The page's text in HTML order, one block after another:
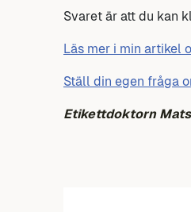
Svaret är att du kan
Läs mer i min artikel
Ställ din egen fråga
Etikettdoktorn